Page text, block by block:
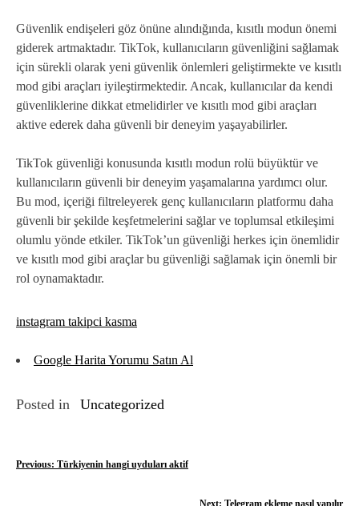
Güvenlik endişeleri göz önüne alındığında, kısıtlı modun önemi
giderek artmaktadır. TikTok, kullanıcıların güvenliğini sağlamak
için sürekli olarak yeni güvenlik önlemleri geliştirmekte ve kısıtlı
mod gibi araçları iyileştirmektedir. Ancak, kullanıcılar da kendi
güvenliklerine dikkat etmelidirler ve kısıtlı mod gibi araçları
aktive ederek daha güvenli bir deneyim yaşayabilirler.
TikTok güvenliği konusunda kısıtlı modun rolü büyüktür ve
kullanıcıların güvenli bir deneyim yaşamalarına yardımcı olur.
Bu mod, içeriği filtreleyerek genç kullanıcıların platformu daha
güvenli bir şekilde keşfetmelerini sağlar ve toplumsal etkileşimi
olumlu yönde etkiler. TikTok’un güvenliği herkes için önemlidir
ve kısıtlı mod gibi araçlar bu güvenliği sağlamak için önemli bir
rol oynamaktadır.
instagram takipci kasma
Google Harita Yorumu Satın Al
Posted in Uncategorized
Y
Previous: Türkiyenin hangi uyduları aktif